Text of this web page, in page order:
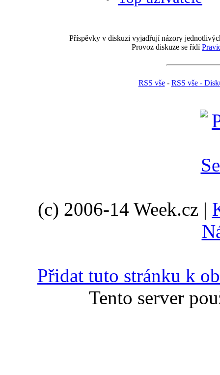
Příspěvky v diskuzi vyjadřují názory
Provoz diskuze se řídí
RSS vše- RSS vše -
(c) 2006-14 Week.cz |
Přidat tuto stránku k
Tento server